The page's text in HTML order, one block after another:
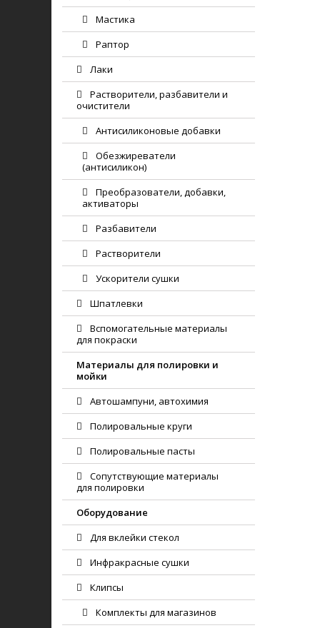
Мастика
Раптор
Лаки
Растворители, разбавители и
очистители
Антисиликоновые добавки
Обезжиреватели
(антисиликон)
Преобразователи, добавки,
активаторы
Разбавители
Растворители
Ускорители сушки
Шпатлевки
Вспомогательные материалы
для покраски
Материалы для полировки и
мойки
Автошампуни, автохимия
Полировальные круги
Полировальные пасты
Сопутствующие материалы
для полировки
Оборудование
Для вклейки стекол
Инфракрасные сушки
Клипсы
Комплекты для магазинов